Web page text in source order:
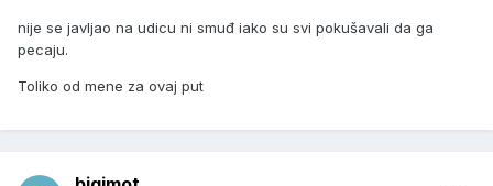
nije se javljao na udicu ni smuđ iako su svi pokušavali da ga
pecaju.
Toliko od mene za ovaj put